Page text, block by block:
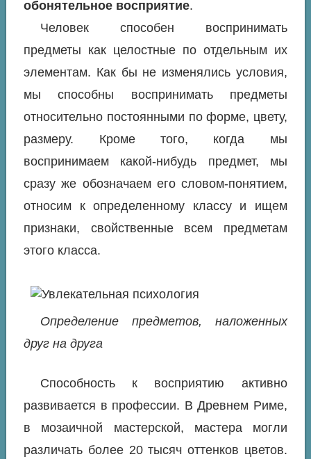
обонятельное восприятие.
Человек способен воспринимать
предметы как целостные по отдельным их
элементам. Как бы не изменялись условия,
мы способны воспринимать предметы
относительно постоянными по форме, цвету,
размеру. Кроме того, когда мы
воспринимаем какой-нибудь предмет, мы
сразу же обозначаем его словом-понятием,
относим к определенному классу и ищем
признаки, свойственные всем предметам
этого класса.
Определение предметов, наложенных
друг на друга
Способность к восприятию активно
развивается в профессии. В Древнем Риме,
в мозаичной мастерской, мастера могли
различать более 20 тысяч оттенков цветов.